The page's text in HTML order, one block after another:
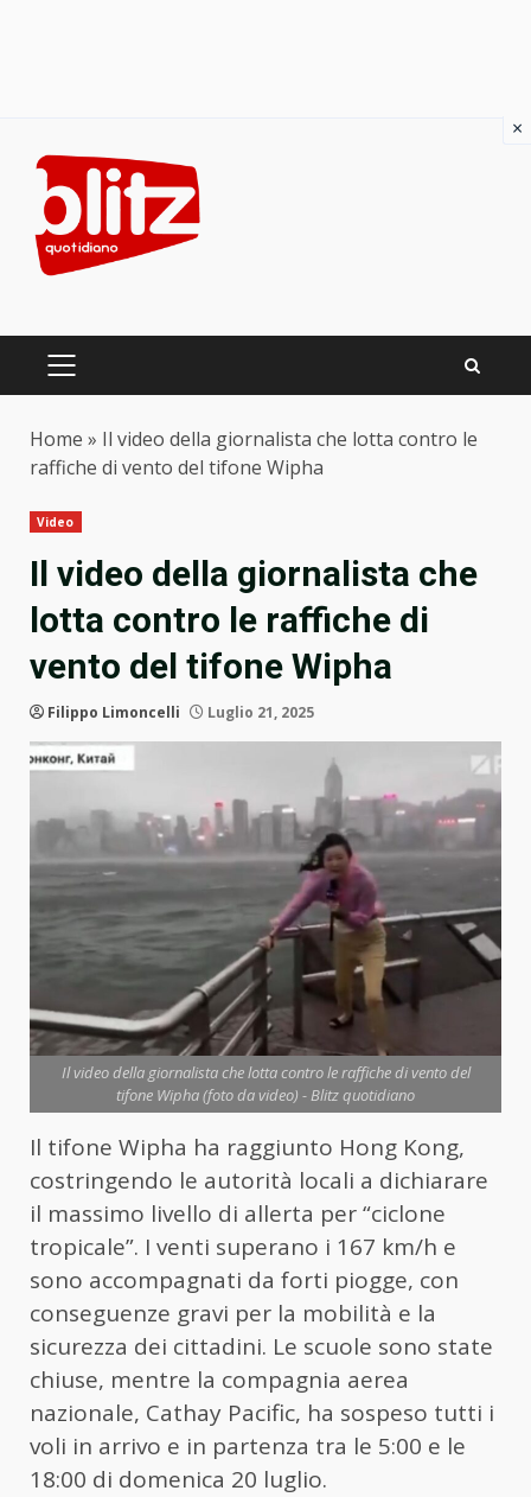
content
PRIMARY
Home » Il video della giornalista che lotta contro le
raffiche di vento del tifone Wipha
Video
Il video della giornalista che
lotta contro le raffiche di
vento del tifone Wipha
Filippo Limoncelli Luglio 21, 2025
Il video della giornalista che lotta contro le raffiche di vento del
tifone Wipha (foto da video) - Blitz quotidiano
Il tifone Wipha ha raggiunto Hong Kong,
costringendo le autorità locali a dichiarare
il massimo livello di allerta per “ciclone
tropicale”. I venti superano i 167 km/h e
sono accompagnati da forti piogge, con
conseguenze gravi per la mobilità e la
sicurezza dei cittadini. Le scuole sono state
chiuse, mentre la compagnia aerea
nazionale, Cathay Pacific, ha sospeso tutti i
voli in arrivo e in partenza tra le 5:00 e le
18:00 di domenica 20 luglio.
×